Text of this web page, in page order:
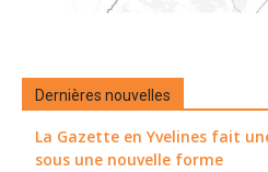
Dernières nouvelles
La Gazette en Yvelines fait
sous une nouvelle forme